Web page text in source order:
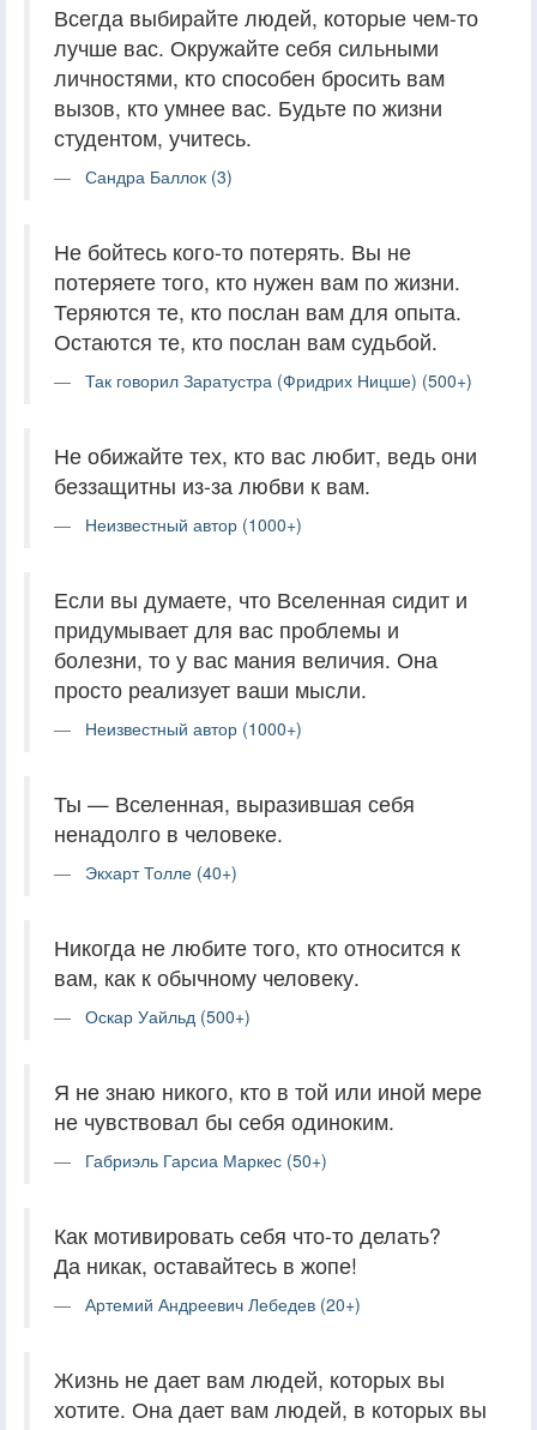
Всегда выбирайте людей, которые чем-то
лучше вас. Окружайте себя сильными
личностями, кто способен бросить вам
вызов, кто умнее вас. Будьте по жизни
студентом, учитесь.
Сандра Баллок (3)
Не бойтесь кого-то потерять. Вы не
потеряете того, кто нужен вам по жизни.
Теряются те, кто послан вам для опыта.
Остаются те, кто послан вам судьбой.
Так говорил Заратустра (Фридрих Ницше) (500+)
Не обижайте тех, кто вас любит, ведь они
беззащитны из-за любви к вам.
Неизвестный автор (1000+)
Если вы думаете, что Вселенная сидит и
придумывает для вас проблемы и
болезни, то у вас мания величия. Она
просто реализует ваши мысли.
Неизвестный автор (1000+)
Ты — Вселенная, выразившая себя
ненадолго в человеке.
Экхарт Толле (40+)
Никогда не любите того, кто относится к
вам, как к обычному человеку.
Оскар Уайльд (500+)
Я не знаю никого, кто в той или иной мере
не чувствовал бы себя одиноким.
Габриэль Гарсиа Маркес (50+)
Как мотивировать себя что-то делать?
Да никак, оставайтесь в жопе!
Артемий Андреевич Лебедев (20+)
Жизнь не дает вам людей, которых вы
хотите. Она дает вам людей, в которых вы